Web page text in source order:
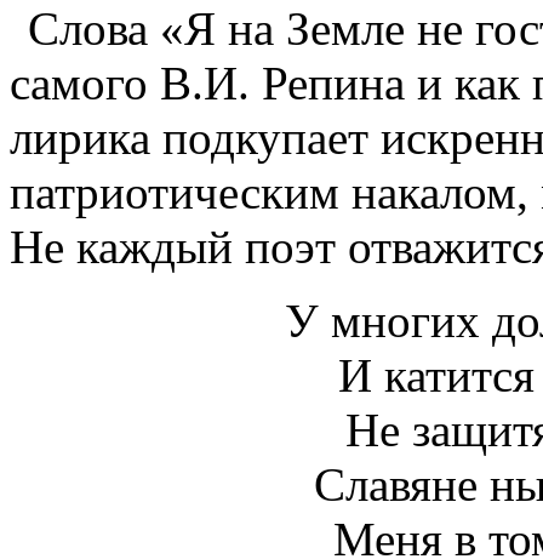
Слова «Я на Земле не
самого В.И. Репина и как
лирика подкупает
патриотическим
Не каждый поэт
У многих
И
Не
Славяне
Меня в